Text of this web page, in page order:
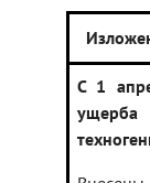
С 1
ущерба